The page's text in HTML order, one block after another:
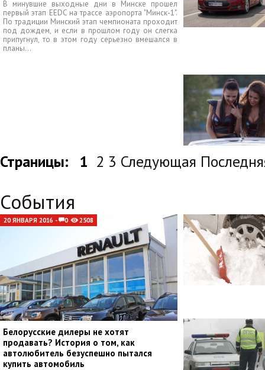
В минувшие выходные дни в Минске прошел
первый этап EEDC на трассе аэропорта "Минск-1".
По традиции Минский этап чемпионата проходит
под дождем, и если в прошлом году он слегка
припугнул, то в этом году серьезно вмешался в
планы...
Страницы: 1 2 3 Следующая
События
20 ЯНВАРЯ 2016 - 0 2508
Белорусские дилеры не хотят
продавать? История о том, как
автолюбитель безуспешно пытался
купить автомобиль